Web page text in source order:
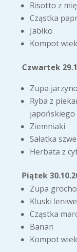
Risotto z
Cząstka
Jabłko
Kompot
Czwartek
Zupa
Ryba z
japońskiego
Ziemniaki
Sałatka
Herbata z
Piątek
Zupa
Kluski
Cząstka
Banan
Kompot